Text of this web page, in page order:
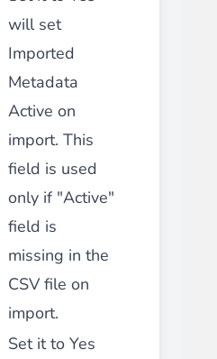
will set
Imported
Metadata
Active on
import. This
field is used
only if "Active"
field is
missing in the
CSV file on
import.
Set it to Yes